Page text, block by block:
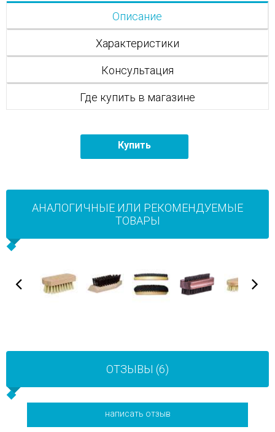
Описание
Характеристики
Консультация
Где купить в магазине
Купить
АНАЛОГИЧНЫЕ ИЛИ РЕКОМЕНДУЕМЫЕ
ТОВАРЫ
ОТЗЫВЫ (6)
написать отзыв